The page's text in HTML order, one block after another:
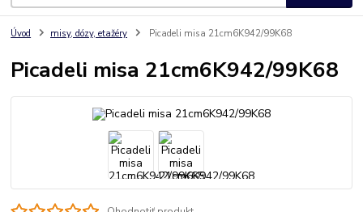
Úvod misy, dózy, etažéry Picadeli misa 21cm6K942/99K68
Picadeli misa 21cm6K942/99K68